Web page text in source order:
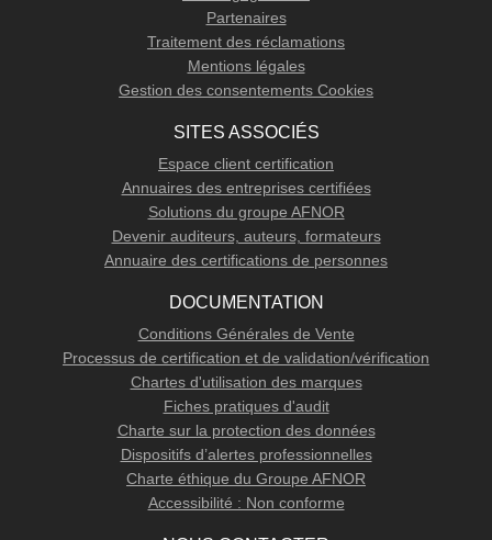
Partenaires
Traitement des réclamations
Mentions légales
Gestion des consentements Cookies
SITES ASSOCIÉS
Espace client certification
Annuaires des entreprises certifiées
Solutions du groupe AFNOR
Devenir auditeurs, auteurs, formateurs
Annuaire des certifications de personnes
DOCUMENTATION
Conditions Générales de Vente
Processus de certification et de validation/vérification
Chartes d'utilisation des marques
Fiches pratiques d'audit
Charte sur la protection des données
Dispositifs d’alertes professionnelles
Charte éthique du Groupe AFNOR
Accessibilité : Non conforme